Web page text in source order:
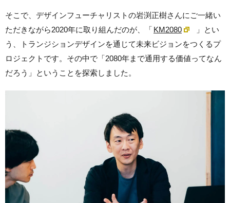
そこで、デザインフューチャリストの岩渕正樹さんにご一緒い
ただきながら2020年に取り組んだのが、「 KM2080
」とい
う、トランジションデザインを通じて未来ビジョンをつくるプ
ロジェクトです。その中で「2080年まで通用する価値ってなん
だろう」ということを探索しました。